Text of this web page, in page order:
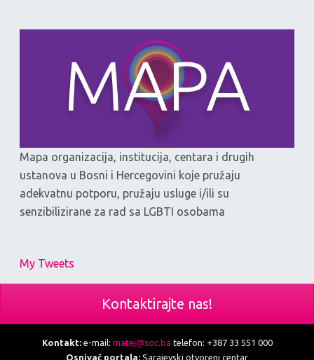
Mapa organizacija, institucija, centara i drugih
ustanova u Bosni i Hercegovini koje pružaju
adekvatnu potporu, pružaju usluge i/ili su
senzibilizirane za rad sa LGBTI osobama
My Tweets
Kontaktirajte nas!
Kontakt:e-mail: matej@soc.ba telefon: +387 33 551 000
Osnivač portala: Sarajevski otvoreni centar